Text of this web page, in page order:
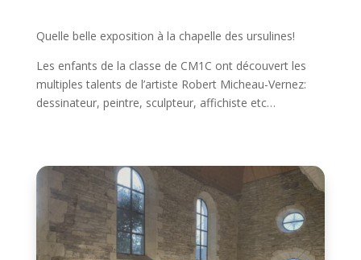
Quelle belle exposition à la chapelle des ursulines!
Les enfants de la classe de CM1C ont découvert les
multiples talents de l’artiste Robert Micheau-Vernez:
dessinateur, peintre, sculpteur, affichiste etc…